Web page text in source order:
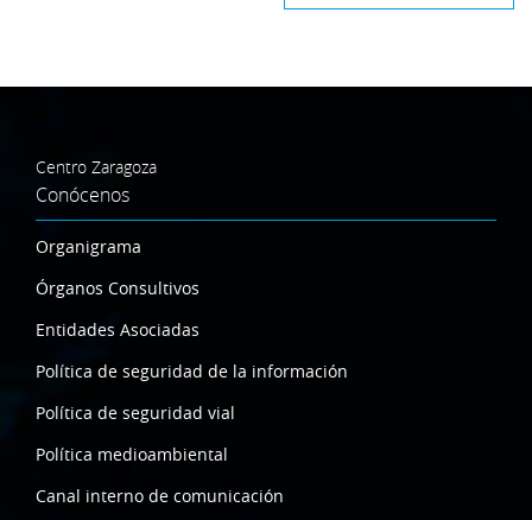
Centro Zaragoza
Conócenos
Organigrama
Órganos Consultivos
Entidades Asociadas
Política de seguridad de la información
Política de seguridad vial
Política medioambiental
Canal interno de comunicación